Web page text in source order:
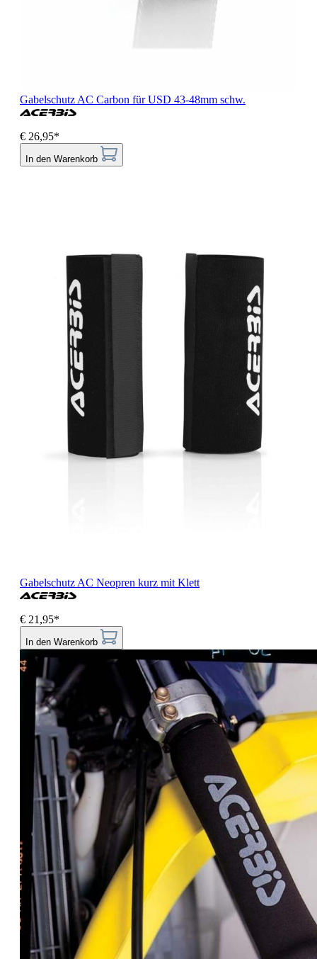
Gabelschutz AC Carbon für USD 43-48mm schw.
€ 26,95*
In den Warenkorb
Gabelschutz AC Neopren kurz mit Klett
€ 21,95*
In den Warenkorb